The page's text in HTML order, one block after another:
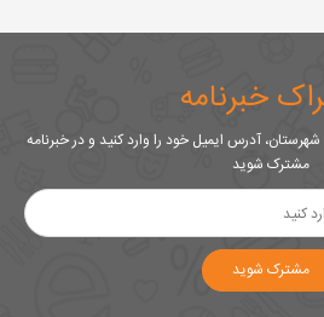
خبرنامه
آدرس ایمیل خود را وارد کنید و در خبرنامه
مشترک شوید
مشترک شوید